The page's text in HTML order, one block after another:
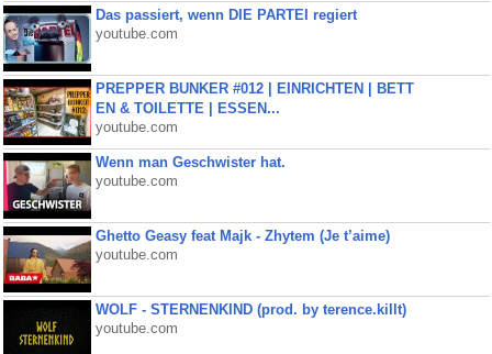
Das passiert, wenn DIE PARTEI regiert
youtube.com
PREPPER BUNKER #012 | EINRICHTEN | BETT
EN & TOILETTE | ESSEN...
youtube.com
Wenn man Geschwister hat.
youtube.com
Ghetto Geasy feat Majk - Zhytem (Je t’aime)
youtube.com
WOLF - STERNENKIND (prod. by terence.killt)
youtube.com